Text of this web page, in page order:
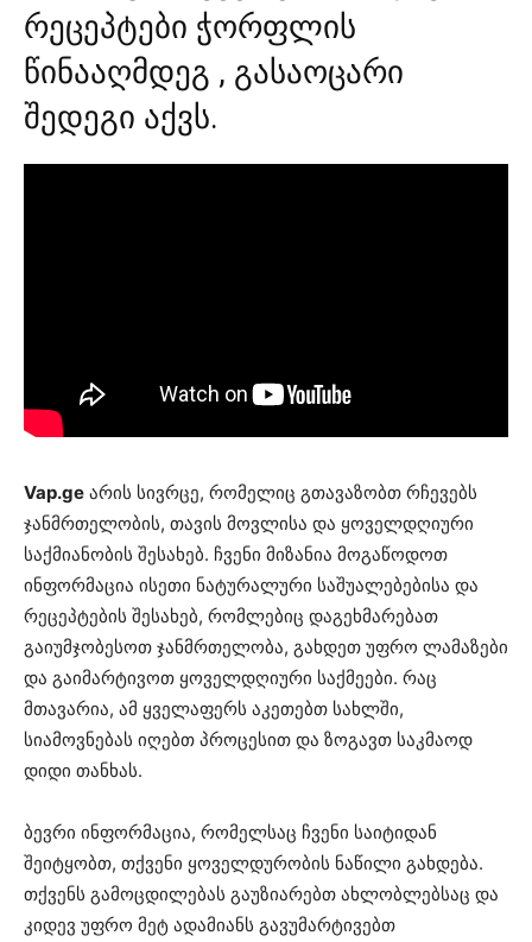
რეცეპტები ჭორფლის
წინააღმდეგ , გასაოცარი
შედეგი აქვს.
Vap.ge არის სივრცე, რომელიც გთავაზობთ რჩევებს
ჯანმრთელობის, თავის მოვლისა და ყოველდღიური
საქმიანობის შესახებ. ჩვენი მიზანია მოგაწოდოთ
ინფორმაცია ისეთი ნატურალური საშუალებებისა და
რეცეპტების შესახებ, რომლებიც დაგეხმარებათ
გაიუმჯობესოთ ჯანმრთელობა, გახდეთ უფრო ლამაზები
და გაიმარტივოთ ყოველდღიური საქმეები. რაც
მთავარია, ამ ყველაფერს აკეთებთ სახლში,
სიამოვნებას იღებთ პროცესით და ზოგავთ საკმაოდ
დიდი თანხას.
ბევრი ინფორმაცია, რომელსაც ჩვენი საიტიდან
შეიტყობთ, თქვენი ყოველდურობის ნაწილი გახდება.
თქვენს გამოცდილებას გაუზიარებთ ახლობლებსაც და
კიდევ უფრო მეტ ადამიანს გავუმარტივებთ